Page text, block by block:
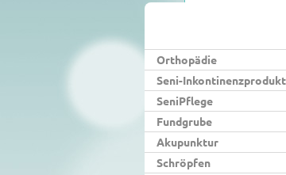
Orthopädie
Seni-
SeniPflege
Fundgrube
Akupunktur
Schröpfen